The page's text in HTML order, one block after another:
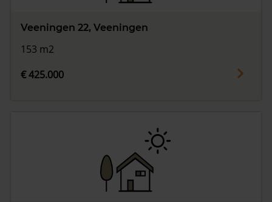
Veeningen 22, Veeningen
153 m2
€ 425.000